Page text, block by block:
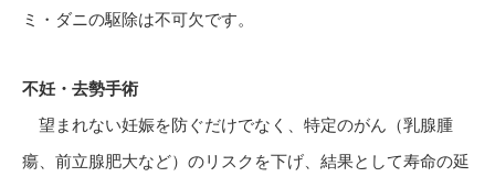
ミ・ダニの駆除は不可欠です。
不妊・去勢手術
望まれない妊娠を防ぐだけでなく、特定のがん（乳腺腫
瘍、前立腺肥大など）のリスクを下げ、結果として寿命の延